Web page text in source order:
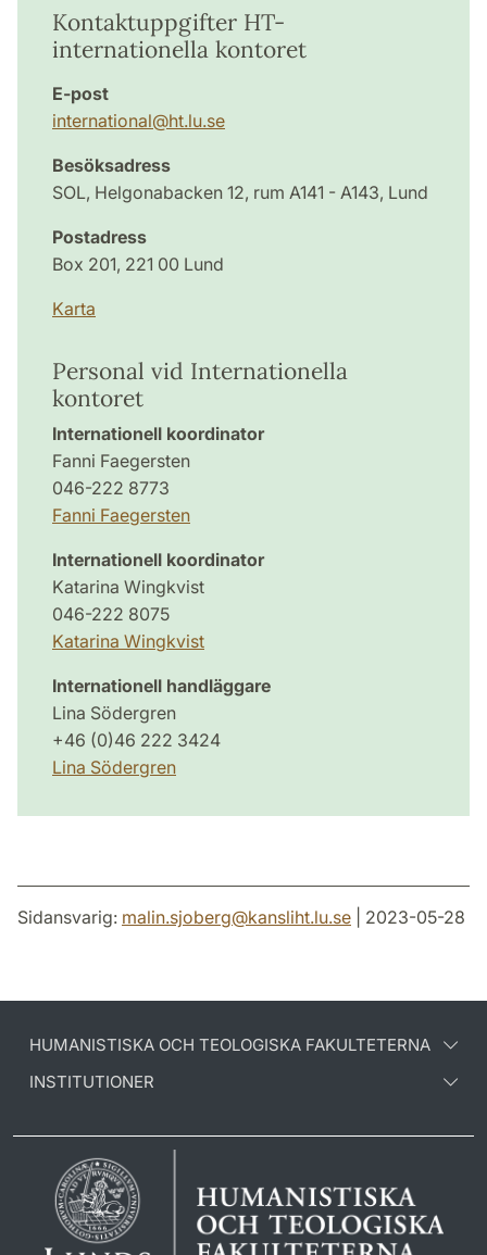
Kontaktuppgifter HT-
internationella kontoret
E-post
international@ht.lu.se
Besöksadress
SOL, Helgonabacken 12, rum A141 - A143, Lund
Postadress
Box 201, 221 00 Lund
Karta
Personal vid Internationella
kontoret
Internationell koordinator
Fanni Faegersten
046-222 8773
Fanni Faegersten
Internationell koordinator
Katarina Wingkvist
046-222 8075
Katarina Wingkvist
Internationell handläggare
Lina Södergren
+46 (0)46 222 3424
Lina Södergren
Sidansvarig: malin.sjoberg@kansliht.lu.se | 2023-05-28
HUMANISTISKA OCH TEOLOGISKA FAKULTETERNA
INSTITUTIONER